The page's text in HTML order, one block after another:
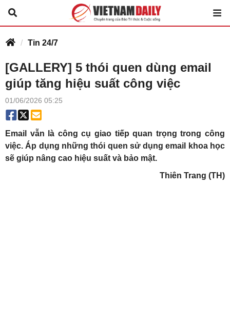
Tin 24/7
[GALLERY] 5 thói quen dùng email
giúp tăng hiệu suất công việc
01/06/2026 05:25
Email vẫn là công cụ giao tiếp quan trọng trong công
việc. Áp dụng những thói quen sử dụng email khoa học
sẽ giúp nâng cao hiệu suất và bảo mật.
Thiên Trang (TH)